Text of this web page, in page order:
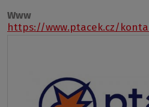
Www
https://www.ptacek.cz/